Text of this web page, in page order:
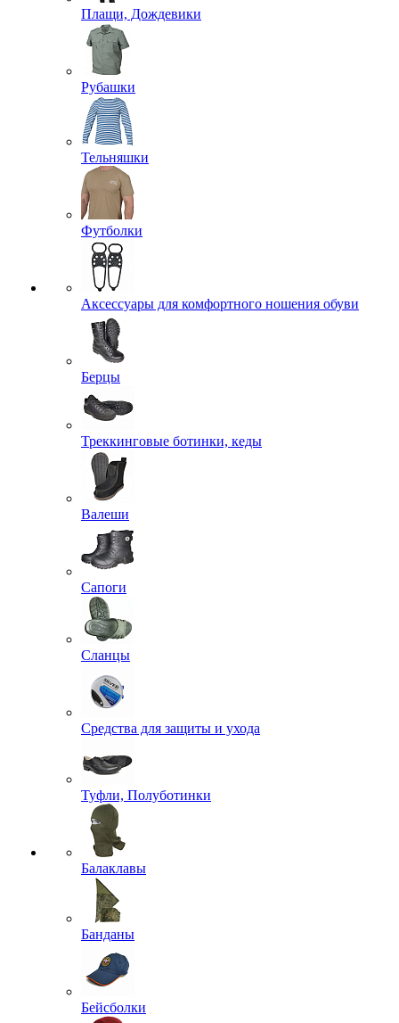
Плащи, Дождевики
Рубашки
Тельняшки
Футболки
Аксессуары для комфортного ношения обуви
Берцы
Треккинговые ботинки, кеды
Валеши
Сапоги
Сланцы
Средства для защиты и ухода
Туфли, Полуботинки
Балаклавы
Банданы
Бейсболки